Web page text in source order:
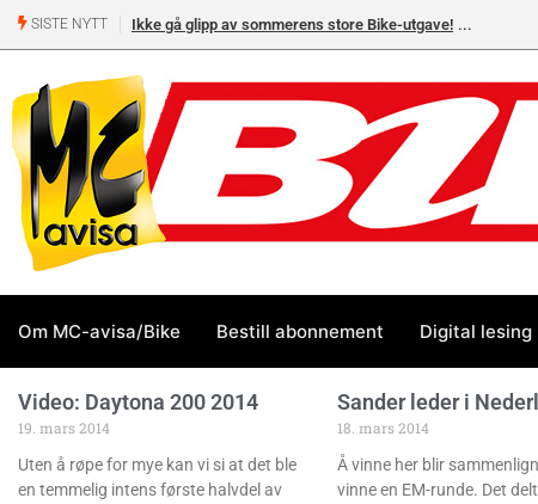
SISTE NYTT Ikke gå glipp av sommerens store Bike-utgave!
Om MC-avisa/Bike Bestill abonnement Digital lesing
Video: Daytona 200 2014
19. mars 2014
Uten å røpe for mye kan vi si at det ble
en temmelig intens første halvdel av
Sander leder i
18. mars 2014
Å vinne her blir
vinne en EM-runde. Det